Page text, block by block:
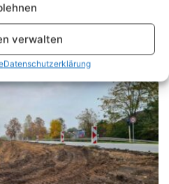
verwalten
Datenschutzerklärung